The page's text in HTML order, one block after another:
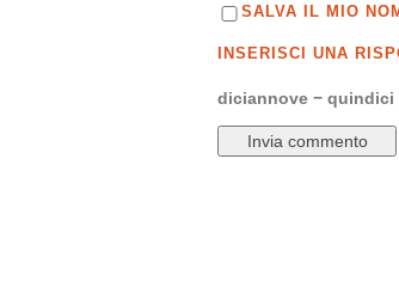
SALVA IL MIO
INSERISCI UNA
diciannove − quindici